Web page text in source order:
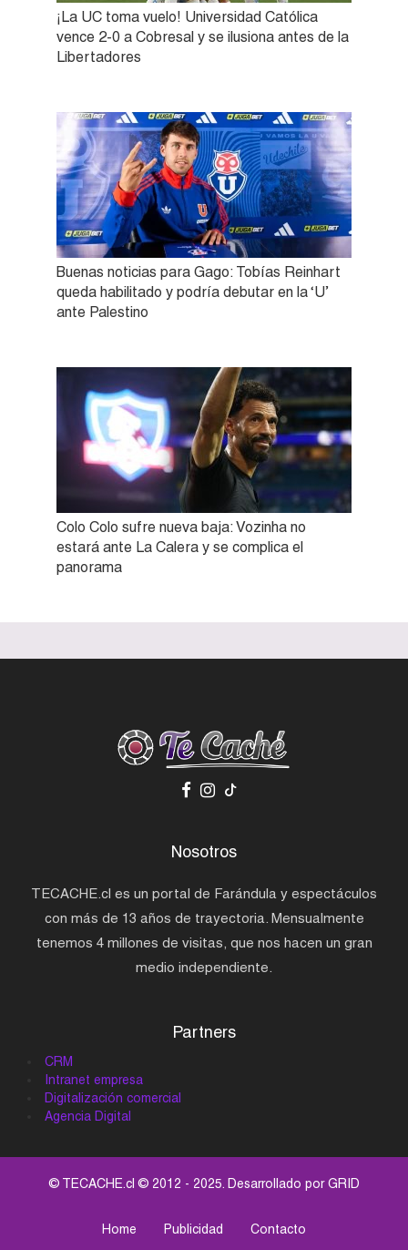
¡La UC toma vuelo! Universidad Católica
vence 2-0 a Cobresal y se ilusiona antes de la
Libertadores
Buenas noticias para Gago: Tobías Reinhart
queda habilitado y podría debutar en la ‘U’
ante Palestino
Colo Colo sufre nueva baja: Vozinha no
estará ante La Calera y se complica el
panorama
Nosotros
TECACHE.cl es un portal de Farándula y espectáculos
con más de 13 años de trayectoria. Mensualmente
tenemos 4 millones de visitas, que nos hacen un gran
medio independiente.
Partners
CRM
Intranet empresa
Digitalización comercial
Agencia Digital
© TECACHE.cl © 2012 - 2025. Desarrollado porGRID
Home Publicidad Contacto